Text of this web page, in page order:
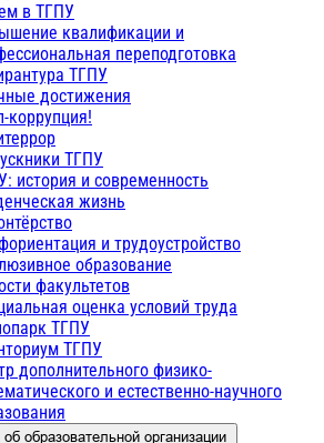
в ТГПУ
квалификации и
переподготовка
ТГПУ
достижения
коррупция!
ТГПУ
история и современность
жизнь
и трудоустройство
образование
факультетов
оценка условий труда
ТГПУ
ТГПУ
дополнительного физико-
и естественно-научного
образовательной организации